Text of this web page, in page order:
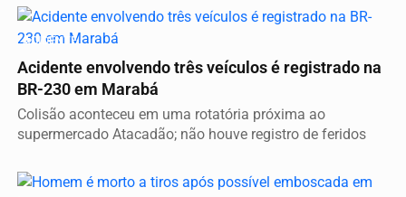
ACIDENTE
Acidente envolvendo três veículos é registrado na
BR-230 em Marabá
Colisão aconteceu em uma rotatória próxima ao
supermercado Atacadão; não houve registro de feridos